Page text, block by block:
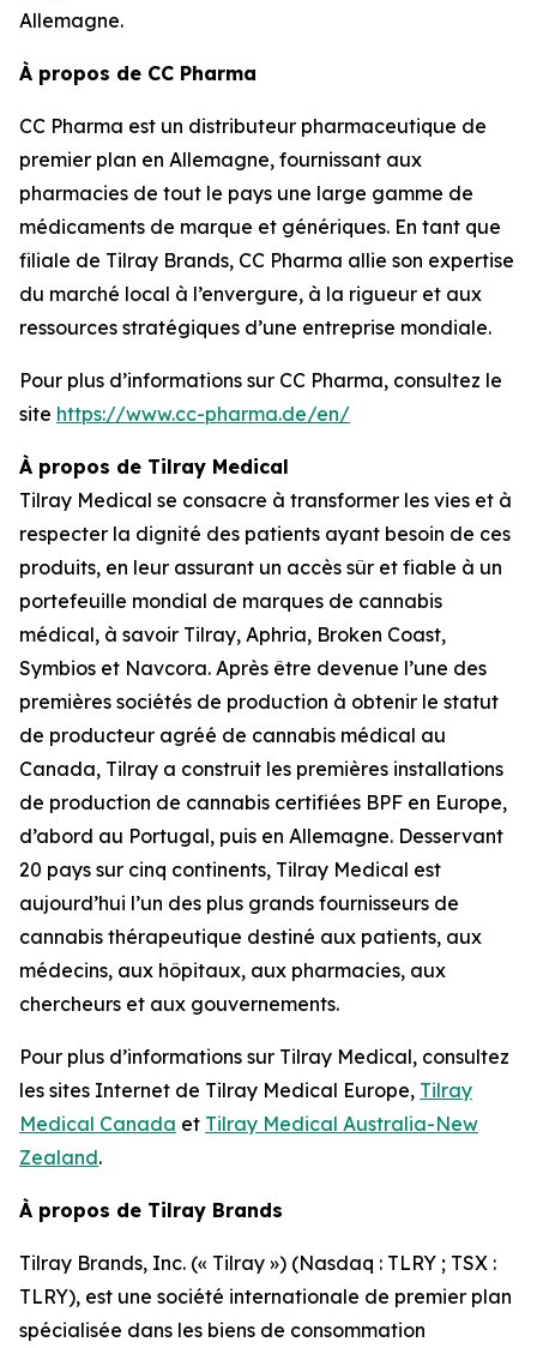
Allemagne.
À propos de CC Pharma
CC Pharma est un distributeur pharmaceutique de
premier plan en Allemagne, fournissant aux
pharmacies de tout le pays une large gamme de
médicaments de marque et génériques. En tant que
filiale de Tilray Brands, CC Pharma allie son expertise
du marché local à l’envergure, à la rigueur et aux
ressources stratégiques d’une entreprise mondiale.
Pour plus d’informations sur CC Pharma, consultez le
site https://www.cc-pharma.de/en/
À propos de Tilray Medical
Tilray Medical se consacre à transformer les vies et à
respecter la dignité des patients ayant besoin de ces
produits, en leur assurant un accès sûr et fiable à un
portefeuille mondial de marques de cannabis
médical, à savoir Tilray, Aphria, Broken Coast,
Symbios et Navcora. Après être devenue l’une des
premières sociétés de production à obtenir le statut
de producteur agréé de cannabis médical au
Canada, Tilray a construit les premières installations
de production de cannabis certifiées BPF en Europe,
d’abord au Portugal, puis en Allemagne. Desservant
20 pays sur cinq continents, Tilray Medical est
aujourd’hui l’un des plus grands fournisseurs de
cannabis thérapeutique destiné aux patients, aux
médecins, aux hôpitaux, aux pharmacies, aux
chercheurs et aux gouvernements.
Pour plus d’informations sur Tilray Medical, consultez
les sites Internet de Tilray Medical Europe, Tilray
Medical Canada et Tilray Medical Australia-New
Zealand.
À propos de Tilray Brands
Tilray Brands, Inc. (« Tilray ») (Nasdaq : TLRY ; TSX :
TLRY), est une société internationale de premier plan
spécialisée dans les biens de consommation